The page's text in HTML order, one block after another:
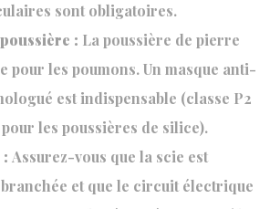
sont obligatoires.
: La poussière de pierre
pour les poumons. Un masque anti-
est indispensable (classe P2
les poussières de silice).
Assurez-vous que la scie est
et que le circuit électrique